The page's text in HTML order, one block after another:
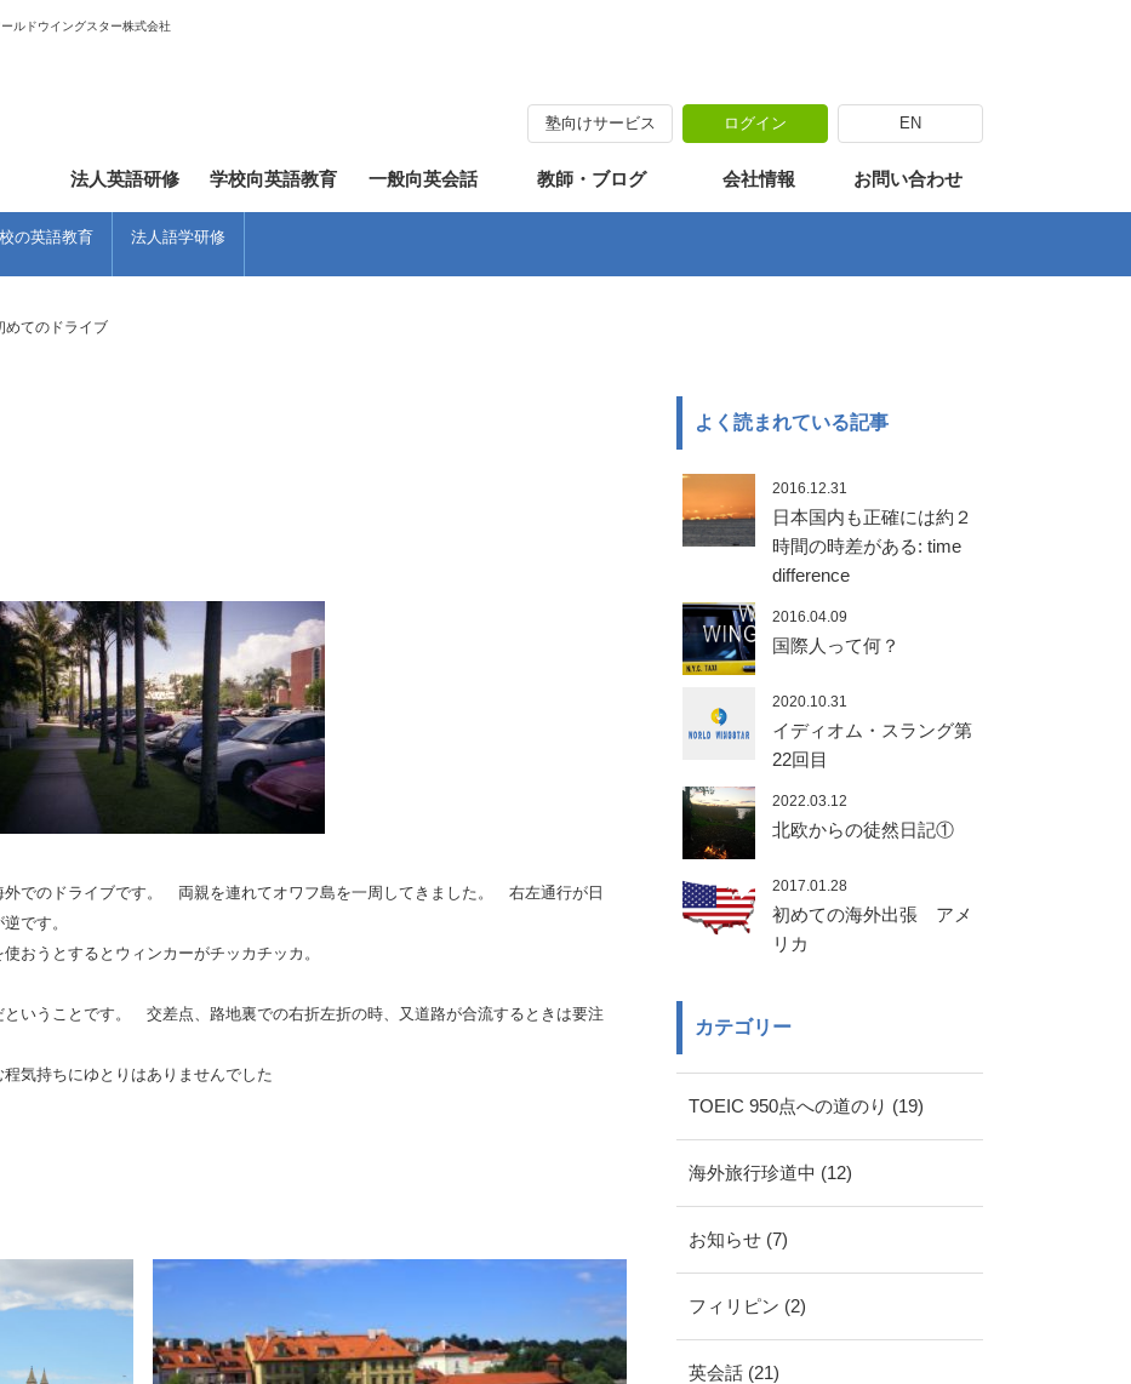
ルドウイングスター株式会社
塾向けサービス ログイン EN
法人英語研修 学校向英語教育 一般向英会話 教師・ブログ 会社情報 お問い合わせ
の英語教育 法人語学研修
めてのドライブ
でのドライブです。 両親を連れてオワフ島を一周してきました。 右左通行が日
です。
おうとするとウィンカーがチッカチッカ。
いうことです。 交差点、路地裏での右折左折の時、又道路が合流するときは要注
気持ちにゆとりはありませんでした
よく読まれている記事
2016.12.31
日本国内も正確には約２
時間の時差がある: time
difference
2016.04.09
国際人って何？
2020.10.31
イディオム・スラング第
22回目
2022.03.12
北欧からの徒然日記①
2017.01.28
初めての海外出張 アメ
リカ
カテゴリー
TOEIC 950点への道のり (19)
海外旅行珍道中 (12)
お知らせ (7)
フィリピン (2)
英会話 (21)